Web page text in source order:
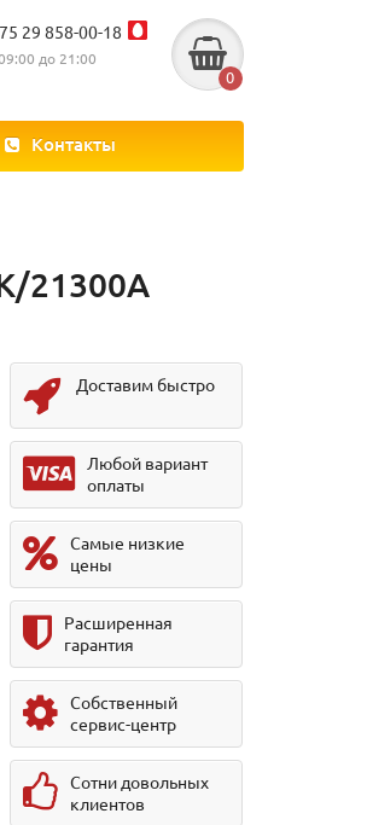
29 858-00-18
до 21:00
0
Контакты
21300А
Доставим быстро
Любой вариант
оплаты
Самые низкие
цены
Расширенная
гарантия
Собственный
сервис-центр
Сотни довольных
клиентов